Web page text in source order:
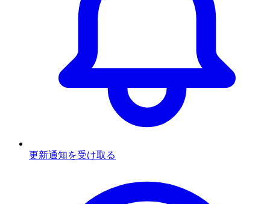
更新通知を受け取る